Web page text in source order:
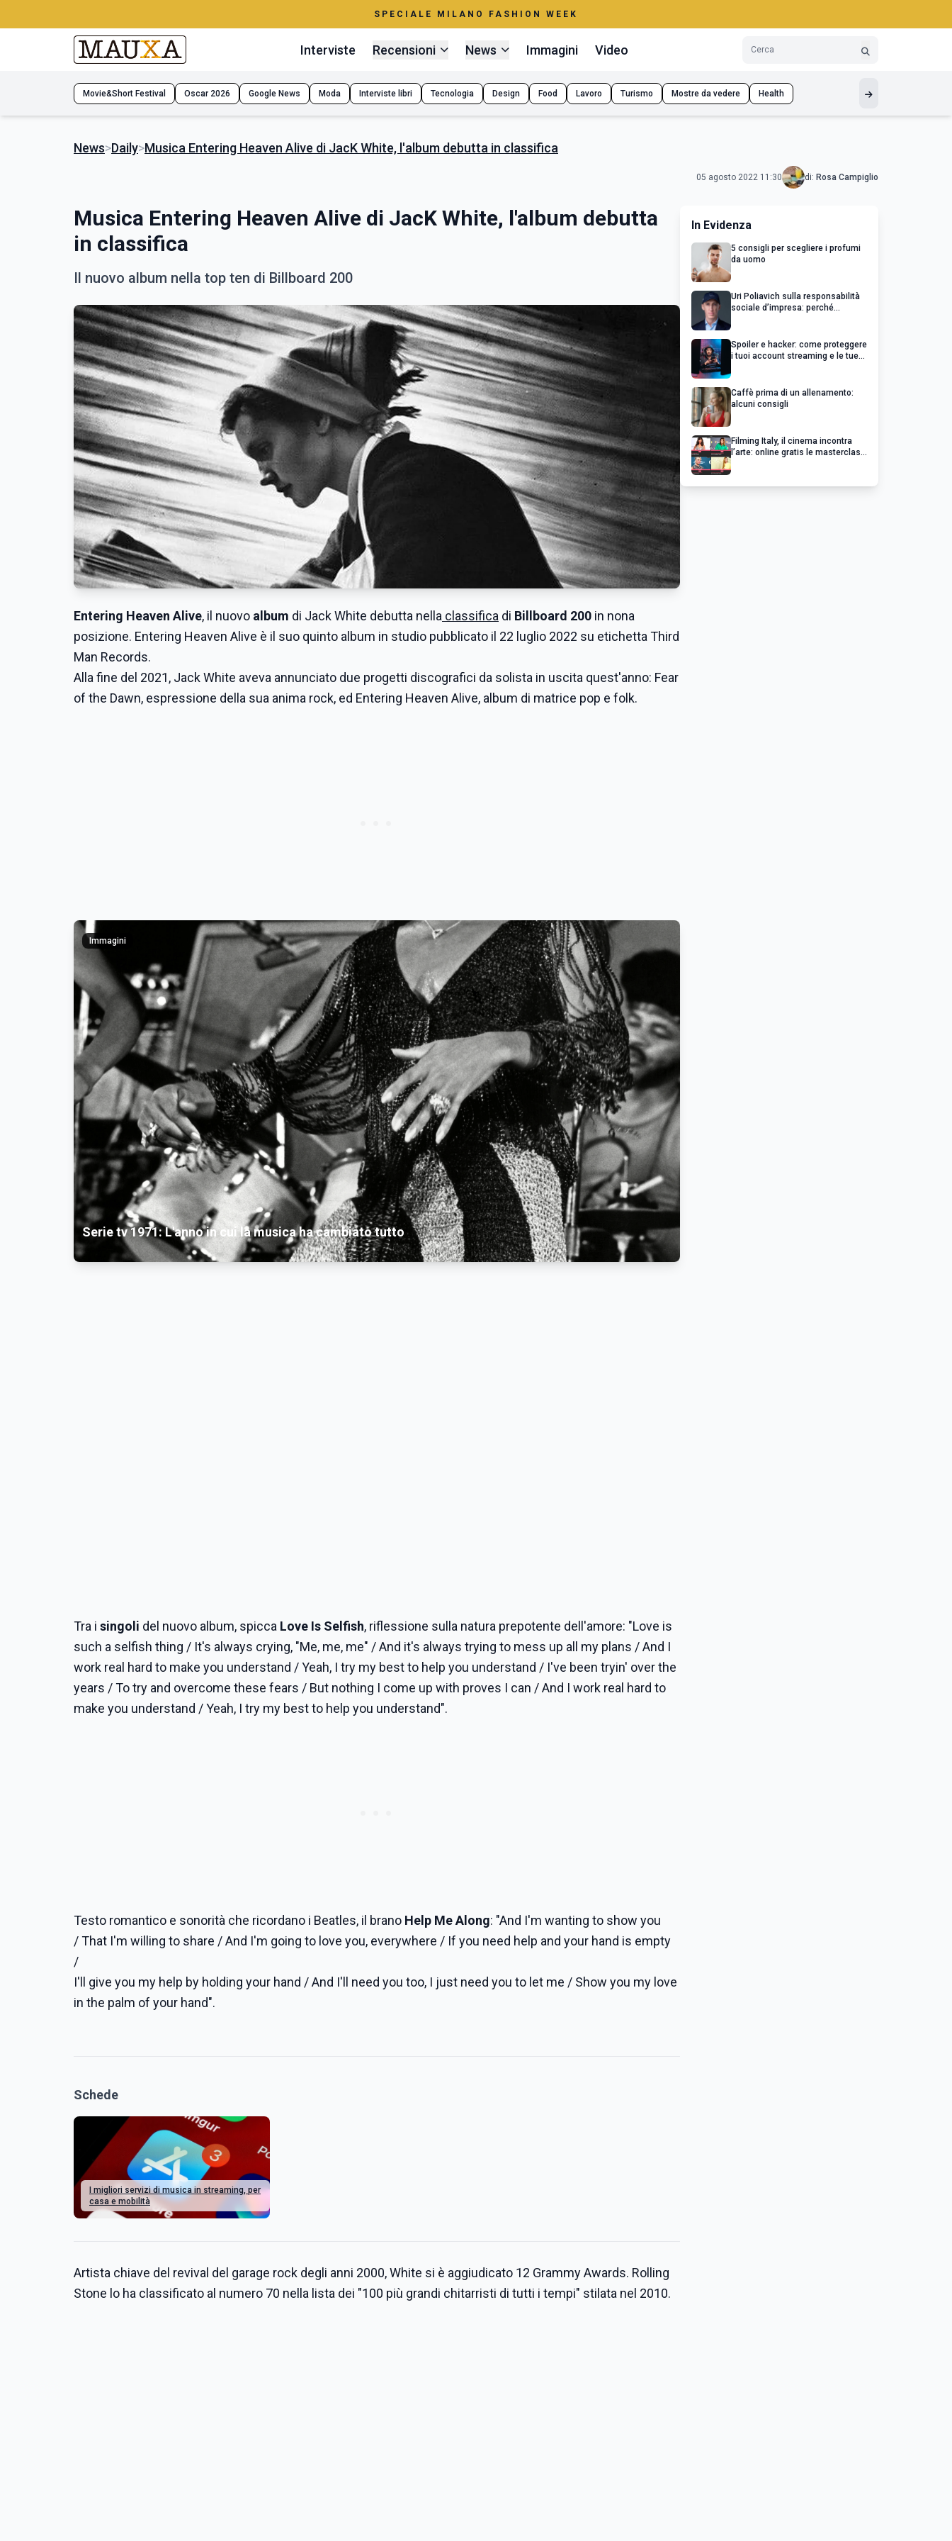
SPECIALE MILANO FASHION WEEK
Interviste Recensioni News Immagini Video
Movie&Short Festival Oscar 2026 Google News Moda Interviste libri Tecnologia Design Food Lavoro Turismo Mostre da vedere Health
News>Daily>Musica Entering Heaven Alive di JacK White, l'album debutta in classifica
05 agosto 2022 11:30 di: Rosa Campiglio
Musica Entering Heaven Alive di JacK White, l'album debutta
in classifica
Il nuovo album nella top ten di Billboard 200
Entering Heaven Alive, il nuovo album di Jack White debutta nella classifica di Billboard 200 in nona
posizione. Entering Heaven Alive è il suo quinto album in studio pubblicato il 22 luglio 2022 su etichetta Third
Man Records.
Alla fine del 2021, Jack White aveva annunciato due progetti discografici da solista in uscita quest'anno: Fear
of the Dawn, espressione della sua anima rock, ed Entering Heaven Alive, album di matrice pop e folk.
Immagini
Serie tv 1971: L'anno in cui la musica ha cambiato tutto
Tra i singoli del nuovo album, spicca Love Is Selfish, riflessione sulla natura prepotente dell'amore: "Love is
such a selfish thing / It's always crying, "Me, me, me" / And it's always trying to mess up all my plans / And I
work real hard to make you understand / Yeah, I try my best to help you understand / I've been tryin' over the
years / To try and overcome these fears / But nothing I come up with proves I can / And I work real hard to
make you understand / Yeah, I try my best to help you understand".
Testo romantico e sonorità che ricordano i Beatles, il brano Help Me Along: "And I'm wanting to show you
/ That I'm willing to share / And I'm going to love you, everywhere / If you need help and your hand is empty
/
I'll give you my help by holding your hand / And I'll need you too, I just need you to let me / Show you my love
in the palm of your hand".
Schede
I migliori servizi di musica in streaming, per
casa e mobilità
Artista chiave del revival del garage rock degli anni 2000, White si è aggiudicato 12 Grammy Awards. Rolling
Stone lo ha classificato al numero 70 nella lista dei "100 più grandi chitarristi di tutti i tempi" stilata nel 2010.
In Evidenza
5 consigli per scegliere i profumi
da uomo
Uri Poliavich sulla responsabilità
sociale d’impresa: perché
Spoiler e hacker: come proteggere
i tuoi account streaming e le tue
Caffè prima di un allenamento:
alcuni consigli
Filming Italy, il cinema incontra
l’arte: online gratis le masterclass